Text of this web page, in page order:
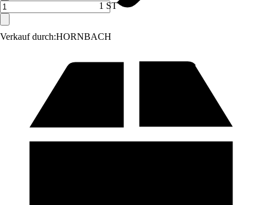
Verkauf durch:HORNBACH
1 ST